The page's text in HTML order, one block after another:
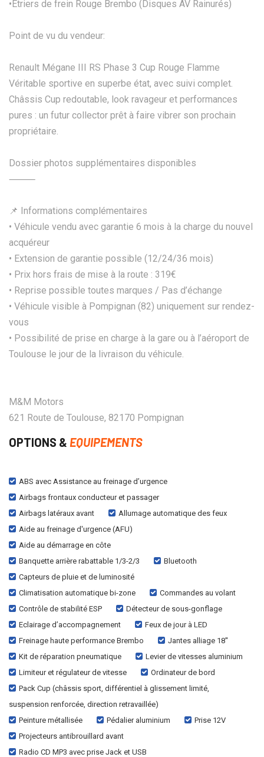
•Étriers de frein Rouge Brembo (Disques AV Rainurés)
Point de vu du vendeur:
Renault Mégane III RS Phase 3 Cup Rouge Flamme
Véritable sportive en superbe état, avec suivi complet.
Châssis Cup redoutable, look ravageur et performances
pures : un futur collector prêt à faire vibrer son prochain
propriétaire.
Dossier photos supplémentaires disponibles
⸻
📌 Informations complémentaires
• Véhicule vendu avec garantie 6 mois à la charge du nouvel
acquéreur
• Extension de garantie possible (12/24/36 mois)
• Prix hors frais de mise à la route : 319€
• Reprise possible toutes marques / Pas d’échange
• Véhicule visible à Pompignan (82) uniquement sur rendez-
vous
• Possibilité de prise en charge à la gare ou à l’aéroport de
Toulouse le jour de la livraison du véhicule.
M&M Motors
621 Route de Toulouse, 82170 Pompignan
OPTIONS & EQUIPEMENTS
ABS avec Assistance au freinage d’urgence
Airbags frontaux conducteur et passager
Airbags latéraux avant
Allumage automatique des feux
Aide au freinage d'urgence (AFU)
Aide au démarrage en côte
Banquette arrière rabattable 1/3-2/3
Bluetooth
Capteurs de pluie et de luminosité
Climatisation automatique bi-zone
Commandes au volant
Contrôle de stabilité ESP
Détecteur de sous-gonflage
Eclairage d’accompagnement
Feux de jour à LED
Freinage haute performance Brembo
Jantes alliage 18''
Kit de réparation pneumatique
Levier de vitesses aluminium
Limiteur et régulateur de vitesse
Ordinateur de bord
Pack Cup (châssis sport, différentiel à glissement limité,
suspension renforcée, direction retravaillée)
Peinture métallisée
Pédalier aluminium
Prise 12V
Projecteurs antibrouillard avant
Radio CD MP3 avec prise Jack et USB